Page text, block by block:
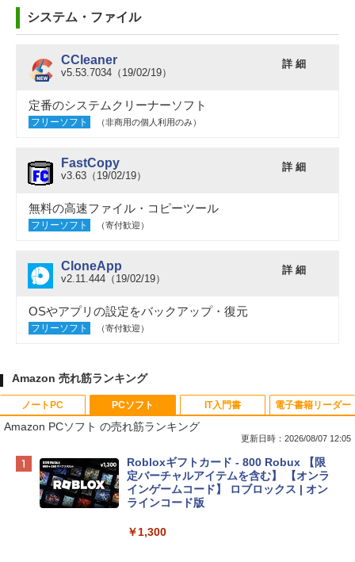
システム・ファイル
CCleaner
v5.53.7034（19/02/19）
詳 細
定番のシステムクリーナーソフト
フリーソフト （非商用の個人利用のみ）
FastCopy
v3.63（19/02/19）
詳 細
無料の高速ファイル・コピーツール
フリーソフト （寄付歓迎）
CloneApp
v2.11.444（19/02/19）
詳 細
OSやアプリの設定をバックアップ・復元
フリーソフト （寄付歓迎）
Amazon 売れ筋ランキング
ノートPC
Apple 2026 MacBook Neo A18 Proチッ
プ搭載13インチノートブック：AIとAppl
e Intelligence、Liquid Retinaディスプ
レイ、8GBメモリ、512GB SSD、1080p
ィゴ + 3年延長 AppleCare+ for 13インチ
PCソフト
Amazon PCソフト の売れ筋ランキング
更新日時：2026/08/07 12:05
Robloxギフトカード - 800 Robux 【限
定バーチャルアイテムを含む】 【オンラ
インゲームコード】 ロブロックス | オン
ラインコード版
￥1,300
IT入門書 電子書籍リーダー